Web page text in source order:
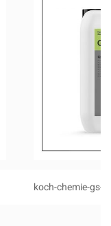
koch-chemie-gs-